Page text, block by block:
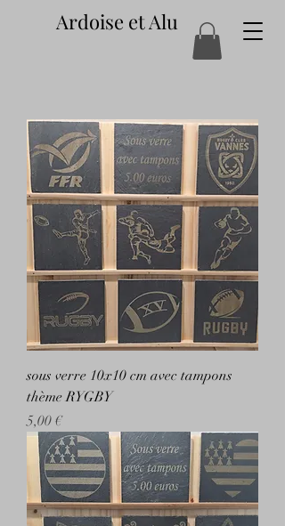
Ardoise et Alu
sous verre 10x10 cm avec tampons
thème RYGBY
Prix
5,00 €